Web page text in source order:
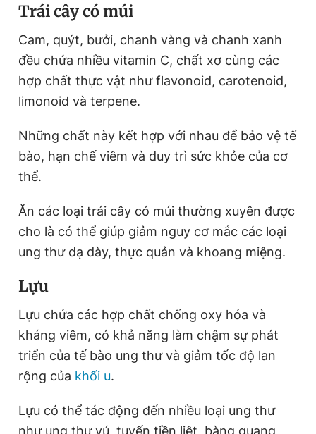
Trái cây có múi
Cam, quýt, bưởi, chanh vàng và chanh xanh
đều chứa nhiều vitamin C, chất xơ cùng các
hợp chất thực vật như flavonoid, carotenoid,
limonoid và terpene.
Những chất này kết hợp với nhau để bảo vệ tế
bào, hạn chế viêm và duy trì sức khỏe của cơ
thể.
Ăn các loại trái cây có múi thường xuyên được
cho là có thể giúp giảm nguy cơ mắc các loại
ung thư dạ dày, thực quản và khoang miệng.
Lựu
Lựu chứa các hợp chất chống oxy hóa và
kháng viêm, có khả năng làm chậm sự phát
triển của tế bào ung thư và giảm tốc độ lan
rộng của khối u.
Lựu có thể tác động đến nhiều loại ung thư
như ung thư vú, tuyến tiền liệt, bàng quang,